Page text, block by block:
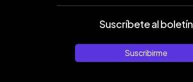
Suscríbete al boletín
Suscribirme